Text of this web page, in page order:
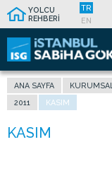
YOLCU
REHBERİ
TR
EN
ANA SAYFA KURUMSAL
2011
KASIM